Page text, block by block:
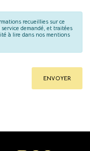
recueillies sur ce
demandé, et traitées
à lire dans nos mentions